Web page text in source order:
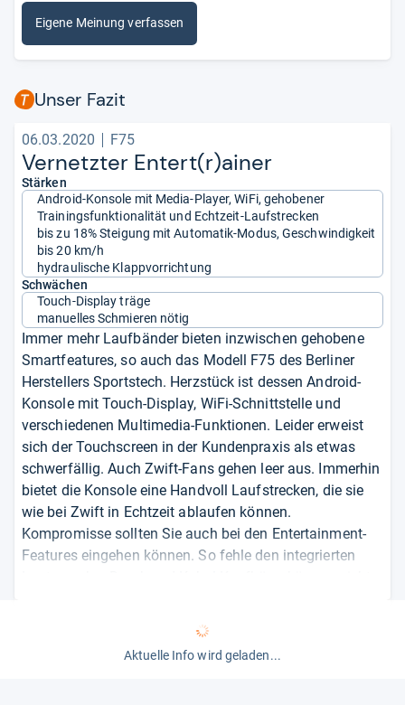
Eigene Meinung verfassen
Unser Fazit
06.03.2020 F75
Ver­netz­ter Entert(r)ainer
Stärken
Android-Konsole mit Media-Player, WiFi, gehobener
Trainingsfunktionalität und Echtzeit-Laufstrecken
bis zu 18% Steigung mit Automatik-Modus, Geschwindigkeit
bis 20 km/h
hydraulische Klappvorrichtung
Schwächen
Touch-Display träge
manuelles Schmieren nötig
Immer mehr Laufbänder bieten inzwischen gehobene
Smartfeatures, so auch das Modell F75 des Berliner
Herstellers Sportstech. Herzstück ist dessen Android-
Konsole mit Touch-Display, WiFi-Schnittstelle und
verschiedenen Multimedia-Funktionen. Leider erweist
sich der Touchscreen in der Kundenpraxis als etwas
schwerfällig. Auch Zwift-Fans gehen leer aus. Immerhin
bietet die Konsole eine Handvoll Laufstrecken, die sie
wie bei Zwift in Echtzeit ablaufen können.
Kompromisse sollten Sie auch bei den Entertainment-
Features eingehen können. So fehle den integrierten
Beim Komfort schöpft das knapp 2.000 Euro teure und
20 km/h schnelle F75 dafür aus dem Vollen. Beim
Aktuelle Info wird geladen...